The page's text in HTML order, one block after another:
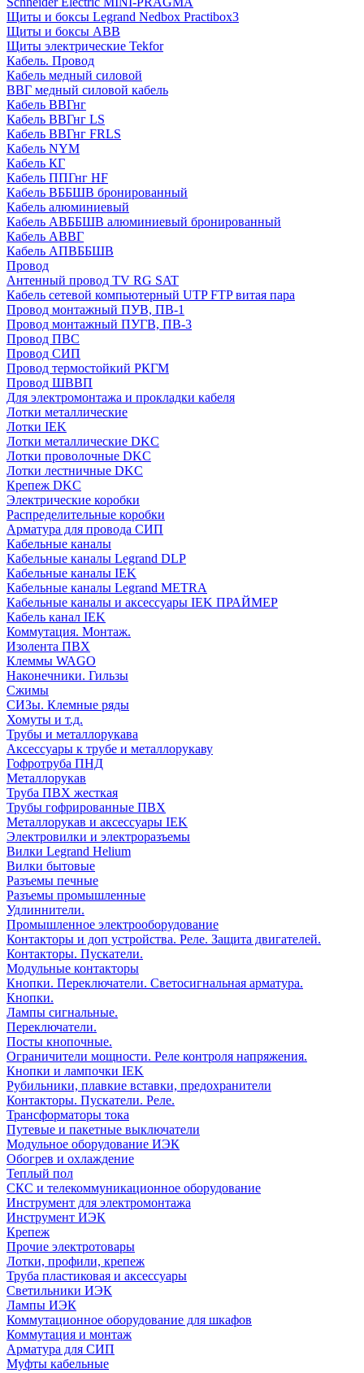
Щиты и боксы Legrand Nedbox Practibox3
Щиты и боксы ABB
Щиты электрические Tekfor
Кабель. Провод
Кабель медный силовой
ВВГ медный силовой кабель
Кабель ВВГнг
Кабель ВВГнг LS
Кабель ВВГнг FRLS
Кабель NYM
Кабель КГ
Кабель ППГнг HF
Кабель ВББШВ бронированный
Кабель алюминиевый
Кабель АВББШВ алюминиевый бронированный
Кабель АВВГ
Кабель АПВББШВ
Провод
Антенный провод TV RG SAT
Кабель сетевой компьютерный UTP FTP витая пара
Провод монтажный ПУВ, ПВ-1
Провод монтажный ПУГВ, ПВ-3
Провод ПВС
Провод СИП
Провод термостойкий РКГМ
Провод ШВВП
Для электромонтажа и прокладки кабеля
Лотки металлические
Лотки IEK
Лотки металлические DKC
Лотки проволочные DKC
Лотки лестничные DKC
Крепеж DKC
Электрические коробки
Распределительные коробки
Арматура для провода СИП
Кабельные каналы
Кабельные каналы Legrand DLP
Кабельные каналы IEK
Кабельные каналы Legrand METRA
Кабельные каналы и аксессуары IEK ПРАЙМЕР
Кабель канал IEK
Коммутация. Монтаж.
Изолента ПВХ
Клеммы WAGO
Наконечники. Гильзы
Сжимы
СИЗы. Клемные ряды
Хомуты и т.д.
Трубы и металлорукава
Аксессуары к трубе и металлорукаву
Гофротруба ПНД
Металлорукав
Труба ПВХ жесткая
Трубы гофрированные ПВХ
Металлорукав и аксессуары IEK
Электровилки и электроразъемы
Вилки Legrand Helium
Вилки бытовые
Разъемы печные
Разъемы промышленные
Удлиннители.
Промышленное электрооборудование
Контакторы и доп устройства. Реле. Защита двигателей.
Контакторы. Пускатели.
Модульные контакторы
Кнопки. Переключатели. Светосигнальная арматура.
Кнопки.
Лампы сигнальные.
Переключатели.
Посты кнопочные.
Ограничители мощности. Реле контроля напряжения.
Кнопки и лампочки IEK
Рубильники, плавкие вставки, предохранители
Контакторы. Пускатели. Реле.
Трансформаторы тока
Путевые и пакетные выключатели
Модульное оборудование ИЭК
Обогрев и охлаждение
Теплый пол
СКС и телекоммуникационное оборудование
Инструмент для электромонтажа
Инструмент ИЭК
Крепеж
Прочие электротовары
Лотки, профили, крепеж
Труба пластиковая и аксессуары
Светильники ИЭК
Лампы ИЭК
Коммутационное оборудование для шкафов
Коммутация и монтаж
Арматура для СИП
Муфты кабельные